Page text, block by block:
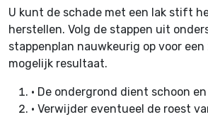
U kunt de schade met een lak stift
herstellen. Volg de stappen uit
stappenplan nauwkeurig op voor een
mogelijk resultaat.
• De ondergrond dient schoon
• Verwijder eventueel de roest